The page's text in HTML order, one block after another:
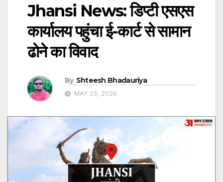
Jhansi News: डिप्टी एसएस
कार्यालय पहुंचा ई-कार्ट से सामान
ढाेने का विवाद
By Shteesh Bhadauriya
MAY 25, 2026